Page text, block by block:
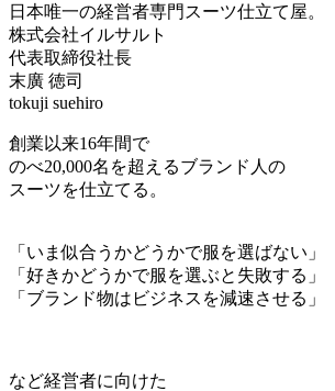
日本唯一の経営者専門スーツ仕立て屋。
株式会社イルサルト
代表取締役社長
末廣 徳司
tokuji suehiro
創業以来16年間で
のべ20,000名を超えるブランド人の
スーツを仕立てる。
「いま似合うかどうかで服を選ばない」
「好きかどうかで服を選ぶと失敗する」
「ブランド物はビジネスを減速させる」
など経営者に向けた